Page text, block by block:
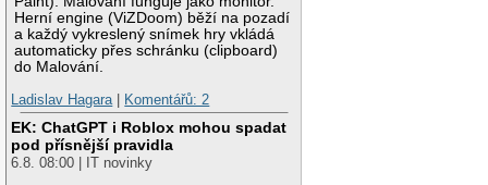
Herní engine (ViZDoom) běží na pozadí
a každý vykreslený snímek hry vkládá
automaticky přes schránku (clipboard)
do Malování.
Ladislav Hagara
Komentářů: 2
EK: ChatGPT i Roblox mohou spadat
pod přísnější pravidla
6.8. 08:00 | IT novinky